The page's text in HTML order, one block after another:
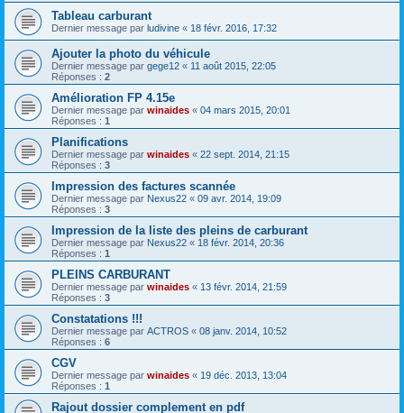
Tableau carburant
Dernier message par ludivine « 18 févr. 2016, 17:32
Ajouter la photo du véhicule
Dernier message par gege12 « 11 août 2015, 22:05
Réponses : 2
Amélioration FP 4.15e
Dernier message par winaides « 04 mars 2015, 20:01
Réponses : 1
Planifications
Dernier message par winaides « 22 sept. 2014, 21:15
Réponses : 3
Impression des factures scannée
Dernier message par Nexus22 « 09 avr. 2014, 19:09
Réponses : 3
Impression de la liste des pleins de carburant
Dernier message par Nexus22 « 18 févr. 2014, 20:36
Réponses : 1
PLEINS CARBURANT
Dernier message par winaides « 13 févr. 2014, 21:59
Réponses : 3
Constatations !!!
Dernier message par ACTROS « 08 janv. 2014, 10:52
Réponses : 6
CGV
Dernier message par winaides « 19 déc. 2013, 13:04
Réponses : 1
Rajout dossier complement en pdf